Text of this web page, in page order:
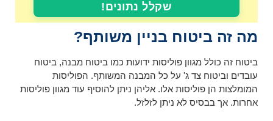
שקלל נתונים!
מה זה ביטוח בניין משותף?
ביטוח זה כולל מגוון פוליסות ידועות כמו ביטוח מבנה, ביטוח
עובדים וביטוח צד ג' על כל המבנה המשותף. הפוליסות
המומלצות הן פוליסות אלו. אליהן ניתן להוסיף עוד מגוון פוליסות
אחרות. אך בבסיס לא ניתן לזלזל.